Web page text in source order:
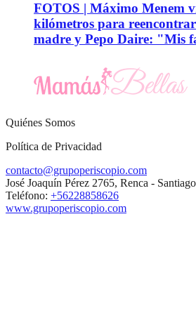
FOTOS | Máximo Menem
kilómetros para
madre y Pepo Daire: "Mis
Quiénes Somos
Política de Privacidad
contacto@grupoperiscopio.com
José Joaquín Pérez 2765, Renca -
Teléfono: +56228858626
www.grupoperiscopio.com